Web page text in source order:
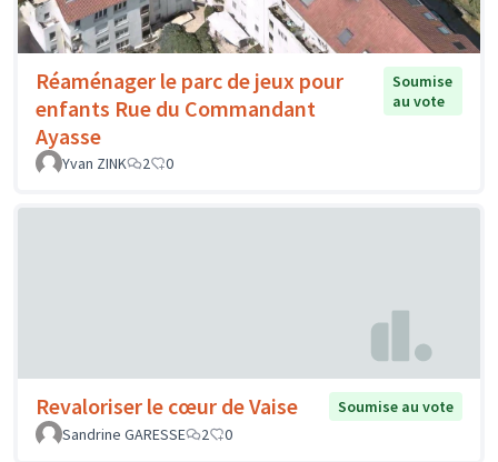
Réaménager le parc de jeux pour
enfants Rue du Commandant
Ayasse
Soumise
au vote
Yvan ZINK 2 0
Revaloriser le cœur de Vaise
Soumise au vote
Sandrine GARESSE
2 0